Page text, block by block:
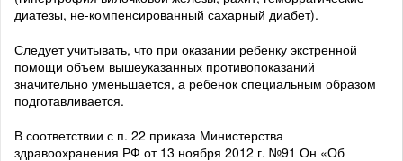
диатезы, не-компенсированный сахарный диабет).
Следует учитывать, что при оказании ребенку экстренной
помощи объем вышеуказанных противопоказаний
значительно уменьшается, а ребенок специальным образом
подготавливается.
В соответствии с п. 22 приказа Министерства
здравоохранения РФ от 13 ноября 2012 г. №91 Он «Об